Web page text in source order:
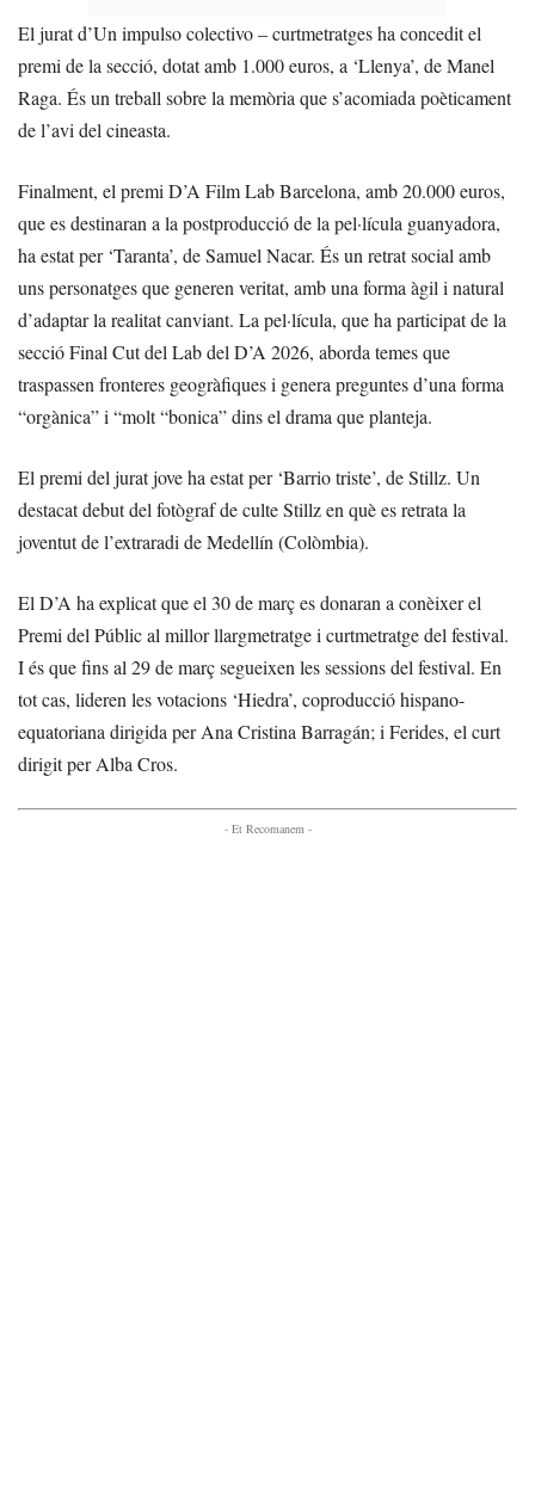
El jurat d’Un impulso colectivo – curtmetratges ha concedit el
premi de la secció, dotat amb 1.000 euros, a ‘Llenya’, de Manel
Raga. És un treball sobre la memòria que s’acomiada poèticament
de l’avi del cineasta.
Finalment, el premi D’A Film Lab Barcelona, amb 20.000 euros,
que es destinaran a la postproducció de la pel·lícula guanyadora,
ha estat per ‘Taranta’, de Samuel Nacar. És un retrat social amb
uns personatges que generen veritat, amb una forma àgil i natural
d’adaptar la realitat canviant. La pel·lícula, que ha participat de la
secció Final Cut del Lab del D’A 2026, aborda temes que
traspassen fronteres geogràfiques i genera preguntes d’una forma
“orgànica” i “molt “bonica” dins el drama que planteja.
El premi del jurat jove ha estat per ‘Barrio triste’, de Stillz. Un
destacat debut del fotògraf de culte Stillz en què es retrata la
joventut de l’extraradi de Medellín (Colòmbia).
El D’A ha explicat que el 30 de març es donaran a conèixer el
Premi del Públic al millor llargmetratge i curtmetratge del festival.
I és que fins al 29 de març segueixen les sessions del festival. En
tot cas, lideren les votacions ‘Hiedra’, coproducció hispano-
equatoriana dirigida per Ana Cristina Barragán; i Ferides, el curt
dirigit per Alba Cros.
- Et Recomanem -